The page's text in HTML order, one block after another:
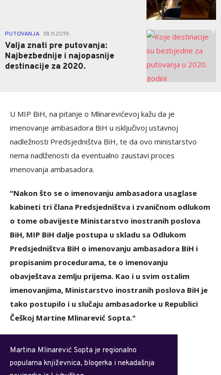
PUTOVANJA 18.11.2019.
Valja znati pre putovanja:
Najbezbednije i najopasnije
destinacije za 2020.
0
U MIP BiH, na pitanje o Mlinarevićevoj kažu da je
imenovanje ambasadora BiH u isključivoj ustavnoj
nadležnosti Predsjedništva BiH, te da ovo ministarstvo
nema nadlženosti da eventualno zaustavi proces
imenovanja ambasadora.
"Nakon što se o imenovanju ambasadora usaglase
kabineti tri člana Predsjedništva i zvaničnom odlukom
o tome obavijeste Ministarstvo inostranih poslova
BiH, MIP BiH dalje postupa u skladu sa Odlukom
Predsjedništva BiH o imenovanju ambasadora BiH i
propisanim procedurama, te o imenovanju
obavještava zemlju prijema. Kao i u svim ostalim
imenovanjima, Ministarstvo inostranih poslova BiH je
tako postupilo i u slučaju ambasadorke u Republici
Češkoj Martine Mlinarević Sopta."
Martina Mlinarević Sopta je regionalno
popularna književnica, blogerka i nekadašnja